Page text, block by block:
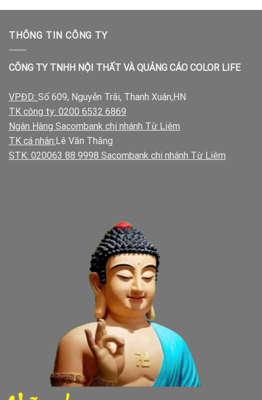
THÔNG TIN CÔNG TY
CÔNG TY TNHH NỘI THẤT VÀ QUẢNG CÁO COLOR LIFE
VPĐD: Số 609, Nguyễn Trãi, Thanh Xuân,HN
TK công ty: 0200 6532 6869
Ngân Hàng Sacombank chi nhánh Từ Liêm
TK cá nhân:Lê Văn Thắng
STK: 020063 88 9998 Sacombank chi nhánh Từ Liêm